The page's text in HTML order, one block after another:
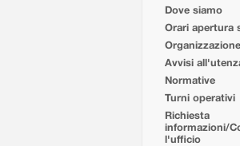
Dove siamo
Orari apertura
Avvisi
Normative
Turni operativi
Richiesta
informazioni/
l'ufficio